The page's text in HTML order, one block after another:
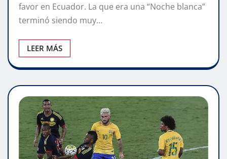
favor en Ecuador. La que era una “Noche blanca”
terminó siendo muy…
LEER MÁS